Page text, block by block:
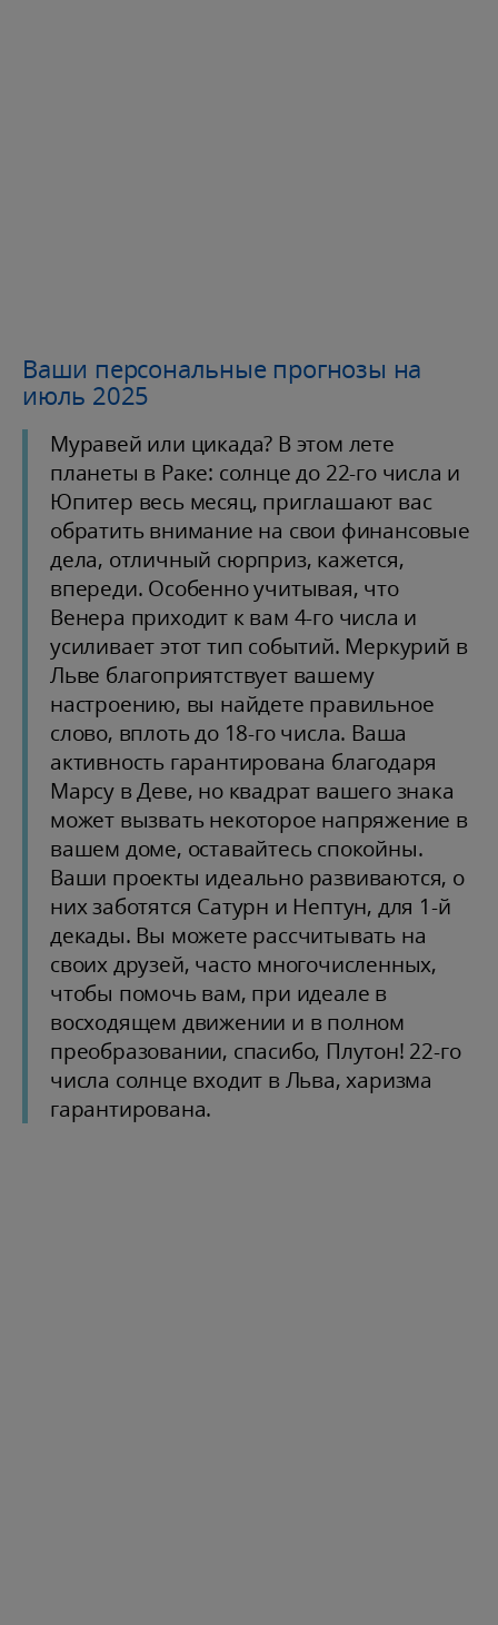
Ваши персональные прогнозы на
июль 2025
Муравей или цикада? В этом лете
планеты в Раке: солнце до 22-го числа и
Юпитер весь месяц, приглашают вас
обратить внимание на свои финансовые
дела, отличный сюрприз, кажется,
впереди. Особенно учитывая, что
Венера приходит к вам 4-го числа и
усиливает этот тип событий. Меркурий в
Льве благоприятствует вашему
настроению, вы найдете правильное
слово, вплоть до 18-го числа. Ваша
активность гарантирована благодаря
Марсу в Деве, но квадрат вашего знака
может вызвать некоторое напряжение в
вашем доме, оставайтесь спокойны.
Ваши проекты идеально развиваются, о
них заботятся Сатурн и Нептун, для 1-й
декады. Вы можете рассчитывать на
своих друзей, часто многочисленных,
чтобы помочь вам, при идеале в
восходящем движении и в полном
преобразовании, спасибо, Плутон! 22-го
числа солнце входит в Льва, харизма
гарантирована.